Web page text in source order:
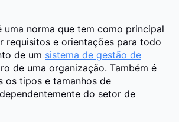
uma norma que tem como principal
requisitos e orientações para todo
de um sistema de gestão de
de uma organização. Também é
os tipos e tamanhos de
do setor de